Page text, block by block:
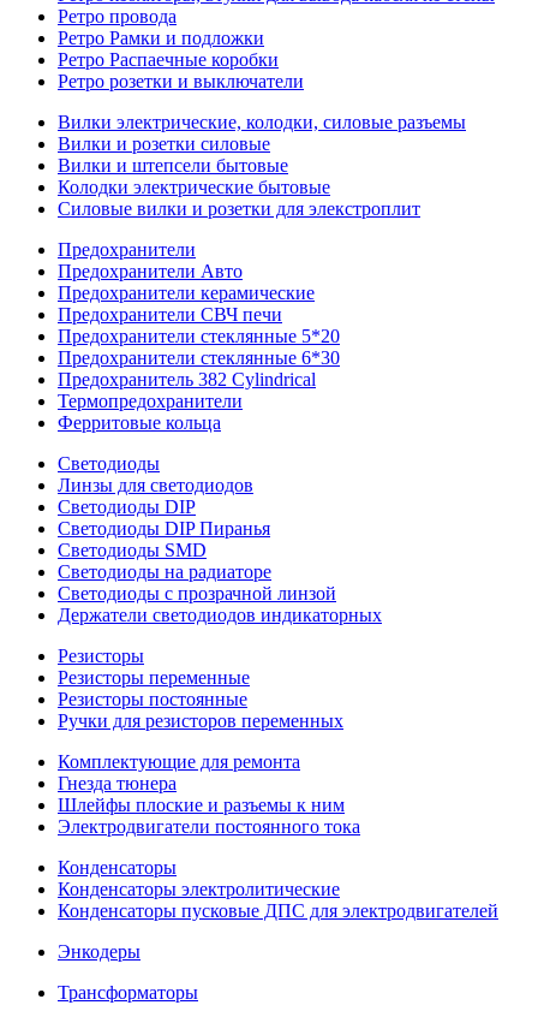
Ретро провода
Ретро Рамки и подложки
Ретро Распаечные коробки
Ретро розетки и выключатели
Вилки электрические, колодки, силовые разъемы
Вилки и розетки силовые
Вилки и штепсели бытовые
Колодки электрические бытовые
Силовые вилки и розетки для элекстроплит
Предохранители
Предохранители Авто
Предохранители керамические
Предохранители СВЧ печи
Предохранители стеклянные 5*20
Предохранители стеклянные 6*30
Предохранитель 382 Cylindrical
Термопредохранители
Ферритовые кольца
Светодиоды
Линзы для светодиодов
Светодиоды DIP
Светодиоды DIP Пиранья
Светодиоды SMD
Светодиоды на радиаторе
Светодиоды с прозрачной линзой
Держатели светодиодов индикаторных
Резисторы
Резисторы переменные
Резисторы постоянные
Ручки для резисторов переменных
Комплектующие для ремонта
Гнезда тюнера
Шлейфы плоские и разъемы к ним
Электродвигатели постоянного тока
Конденсаторы
Конденсаторы электролитические
Конденсаторы пусковые ДПС для электродвигателей
Энкодеры
Трансформаторы